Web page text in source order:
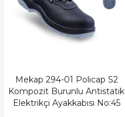
Mekap 294-01 Policap S2
Kompozit Burunlu Antistatik
Elektrikçi Ayakkabısı No:45